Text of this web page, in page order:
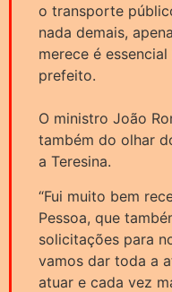
o transporte
nada demais,
merece é
prefeito.
O ministro João
também do olhar
a Teresina.
“Fui muito bem
Pessoa, que
solicitações para
vamos dar toda a
atuar e cada vez